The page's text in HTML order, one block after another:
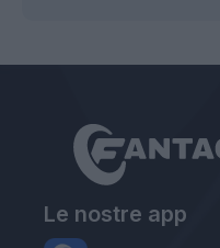
Le nostre app